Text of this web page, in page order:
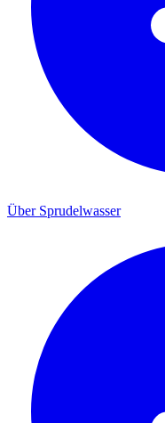
Über Sprudelwasser